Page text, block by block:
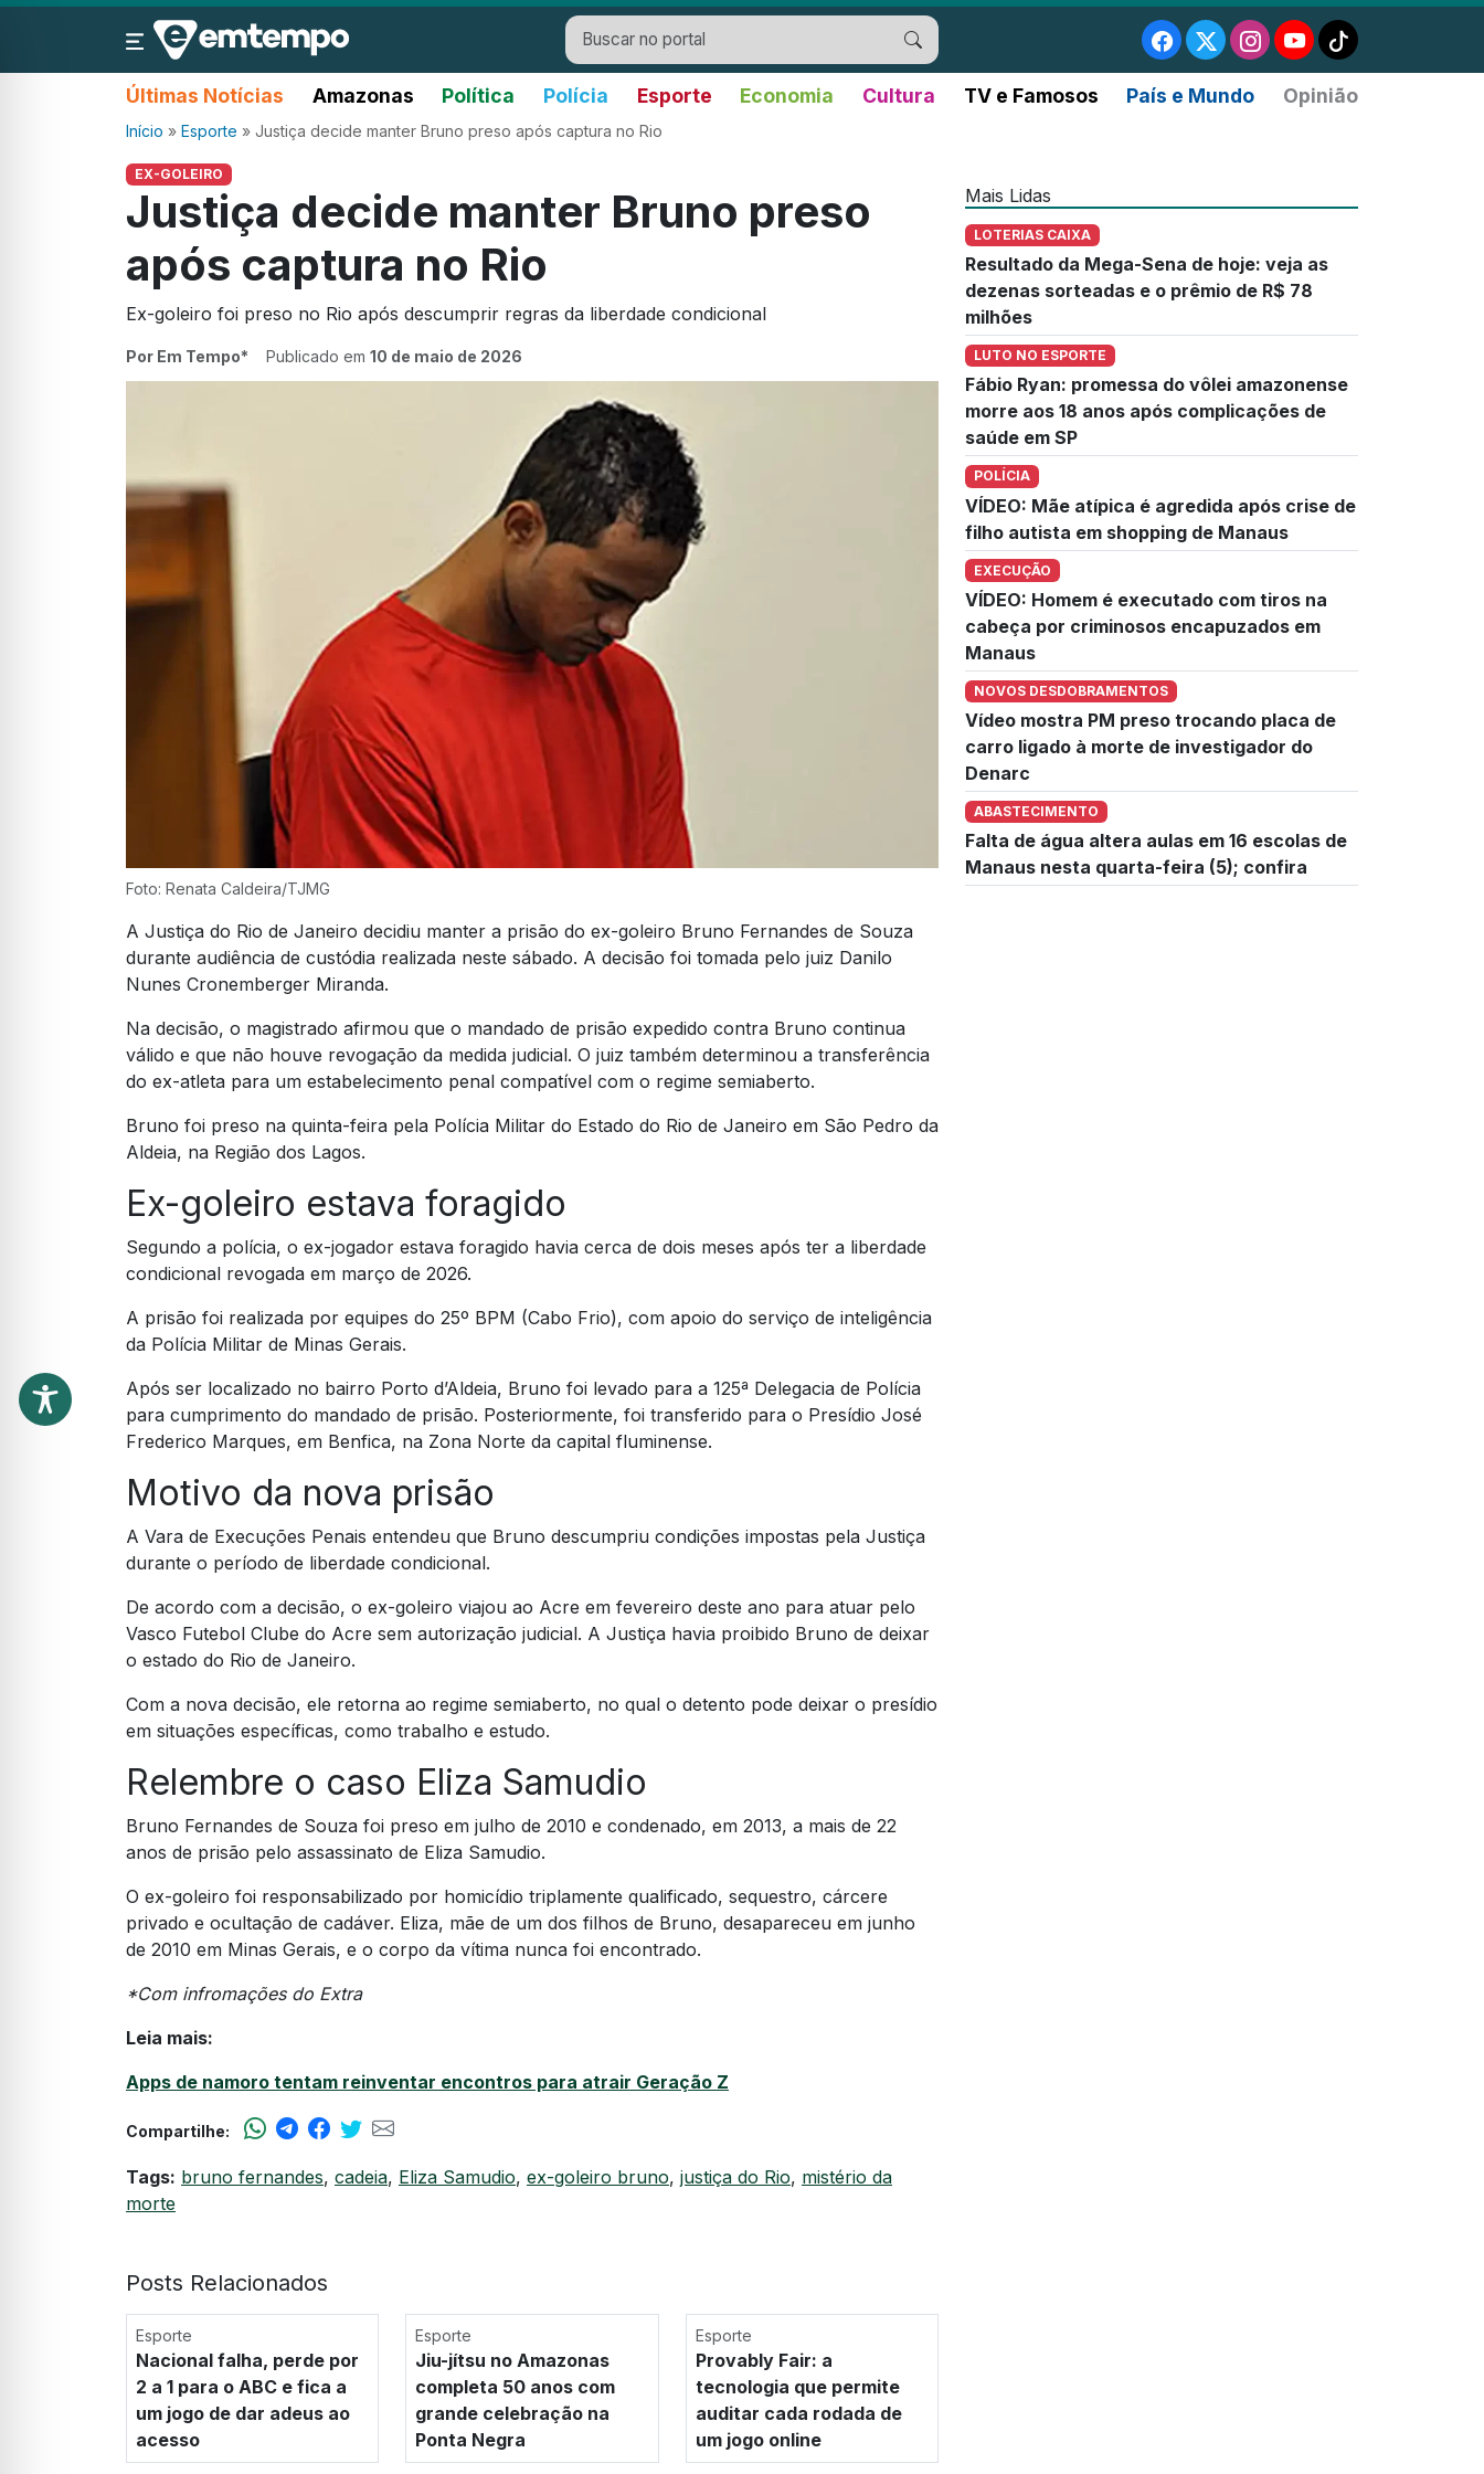
Últimas Notícias Amazonas Política Polícia Esporte Economia Cultura TV e Famosos País e Mundo Opinião
Início » Esporte » Justiça decide manter Bruno preso após captura no Rio
EX-GOLEIRO
Justiça decide manter Bruno preso
após captura no Rio
Ex-goleiro foi preso no Rio após descumprir regras da liberdade condicional
Por Em Tempo* Publicado em 10 de maio de 2026
Foto: Renata Caldeira/TJMG
A Justiça do Rio de Janeiro decidiu manter a prisão do ex-goleiro Bruno Fernandes de Souza
durante audiência de custódia realizada neste sábado. A decisão foi tomada pelo juiz Danilo
Nunes Cronemberger Miranda.
Na decisão, o magistrado afirmou que o mandado de prisão expedido contra Bruno continua
válido e que não houve revogação da medida judicial. O juiz também determinou a transferência
do ex-atleta para um estabelecimento penal compatível com o regime semiaberto.
Bruno foi preso na quinta-feira pela Polícia Militar do Estado do Rio de Janeiro em São Pedro da
Aldeia, na Região dos Lagos.
Ex-goleiro estava foragido
Segundo a polícia, o ex-jogador estava foragido havia cerca de dois meses após ter a liberdade
condicional revogada em março de 2026.
A prisão foi realizada por equipes do 25º BPM (Cabo Frio), com apoio do serviço de inteligência
da Polícia Militar de Minas Gerais.
Após ser localizado no bairro Porto d’Aldeia, Bruno foi levado para a 125ª Delegacia de Polícia
para cumprimento do mandado de prisão. Posteriormente, foi transferido para o Presídio José
Frederico Marques, em Benfica, na Zona Norte da capital fluminense.
Motivo da nova prisão
A Vara de Execuções Penais entendeu que Bruno descumpriu condições impostas pela Justiça
durante o período de liberdade condicional.
De acordo com a decisão, o ex-goleiro viajou ao Acre em fevereiro deste ano para atuar pelo
Vasco Futebol Clube do Acre sem autorização judicial. A Justiça havia proibido Bruno de deixar
o estado do Rio de Janeiro.
Com a nova decisão, ele retorna ao regime semiaberto, no qual o detento pode deixar o presídio
em situações específicas, como trabalho e estudo.
Relembre o caso Eliza Samudio
Bruno Fernandes de Souza foi preso em julho de 2010 e condenado, em 2013, a mais de 22
anos de prisão pelo assassinato de Eliza Samudio.
O ex-goleiro foi responsabilizado por homicídio triplamente qualificado, sequestro, cárcere
privado e ocultação de cadáver. Eliza, mãe de um dos filhos de Bruno, desapareceu em junho
de 2010 em Minas Gerais, e o corpo da vítima nunca foi encontrado.
*Com infromações do Extra
Leia mais:
Apps de namoro tentam reinventar encontros para atrair Geração Z
Compartilhe:
Tags: bruno fernandes, cadeia, Eliza Samudio, ex-goleiro bruno, justiça do Rio, mistério da
morte
Posts Relacionados
Esporte
Nacional falha, perde por
2 a 1 para o ABC e fica a
um jogo de dar adeus ao
acesso
Esporte
Jiu-jítsu no Amazonas
completa 50 anos com
grande celebração na
Ponta Negra
Esporte
Provably Fair: a
tecnologia que permite
auditar cada rodada de
um jogo online
Mais Lidas
LOTERIAS CAIXA
Resultado da Mega-Sena de hoje: veja as
dezenas sorteadas e o prêmio de R$ 78
milhões
LUTO NO ESPORTE
Fábio Ryan: promessa do vôlei amazonense
morre aos 18 anos após complicações de
saúde em SP
POLÍCIA
VÍDEO: Mãe atípica é agredida após crise de
filho autista em shopping de Manaus
EXECUÇÃO
VÍDEO: Homem é executado com tiros na
cabeça por criminosos encapuzados em
Manaus
NOVOS DESDOBRAMENTOS
Vídeo mostra PM preso trocando placa de
carro ligado à morte de investigador do
Denarc
ABASTECIMENTO
Falta de água altera aulas em 16 escolas de
Manaus nesta quarta-feira (5); confira